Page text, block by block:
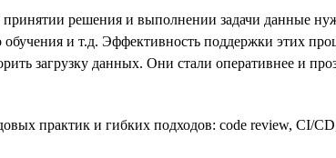
решения и выполнении задачи данные
и т.д. Эффективность поддержки этих
загрузку данных. Они стали оперативнее и
практик и гибких подходов: code review,